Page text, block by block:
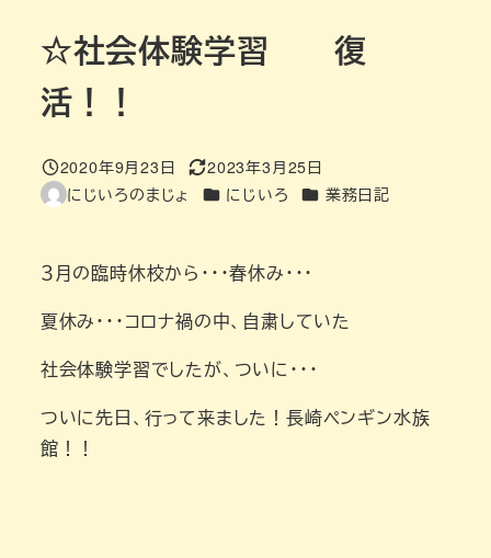
☆社会体験学習 復
活！！
投稿日
2020年9月23日
更新日
2023年3月25日
著
にじいろのまじょ カテゴリー
にじいろ カテゴリー
業務日記
３月の臨時休校から・・・春休み・・・
夏休み・・・コロナ禍の中、自粛していた
社会体験学習でしたが、ついに・・・
ついに先日、行って来ました！長崎ペンギン水族
館！！